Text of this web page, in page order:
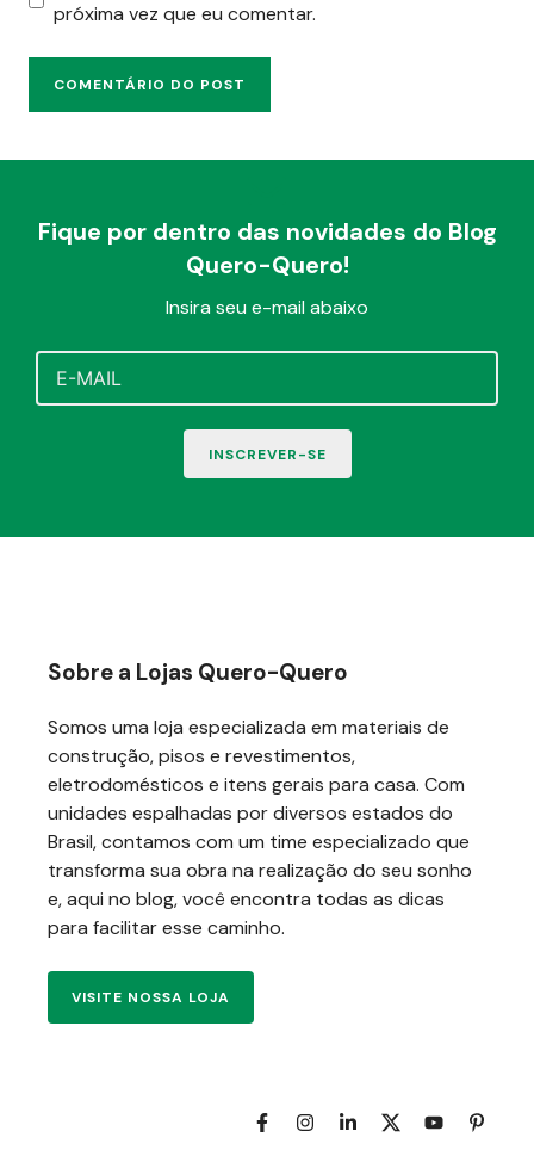
próxima vez que eu comentar.
Fique por dentro das novidades do Blog
Quero-Quero!
Insira seu e-mail abaixo
INSCREVER-SE
Sobre a Lojas Quero-Quero
Somos uma loja especializada em materiais de
construção, pisos e revestimentos,
eletrodomésticos e itens gerais para casa. Com
unidades espalhadas por diversos estados do
Brasil, contamos com um time especializado que
transforma sua obra na realização do seu sonho
e, aqui no blog, você encontra todas as dicas
para facilitar esse caminho.
VISITE NOSSA LOJA